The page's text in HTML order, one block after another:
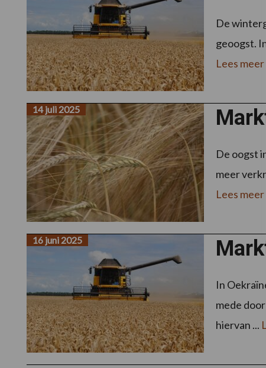
De
geoogst.
Lees meer
14 juli 2025
De oogst
meer
Lees meer
16 juni 2025
In
mede
hiervan ...